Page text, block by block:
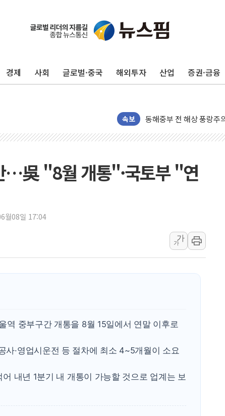
경제 사회 글로벌·중국 해외투자 산업 증권·금융
속보
추미애, '위안부' 피해자
인천 선재도 갯벌서 해
'화합' 꺼낸 김민석에 '뻔
李대통령, ISA 개편 재
연일 폭염에 온열질환
中 전방위 아파트 부양,
동해시, 11~14일 '별똥
강원 중·남부 동해안 시
청양 밭에서 일하던 90
폭염에 車 운전면허 기
李대통령, 'ISA·주가누
'호우 특보' 경북 울진
주말 무더위·열대야 지
오세훈 "용산공원 주택
충북 주말 무더위 지속
…吳 "8월 개통"·국토부 "연
월08일 17:04
가
가
역 중부구간 개통을 8월 15일에서 연말 이후로
사·영업시운전 등 절차에 최소 4~5개월이 소요
내년 1분기 내 개통이 가능할 것으로 업계는 보